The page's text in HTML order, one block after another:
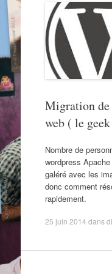
Migration de
web ( le
Nombre de
wordpress
galéré avec les
donc comment
rapidement.
25 juin 2014 dans